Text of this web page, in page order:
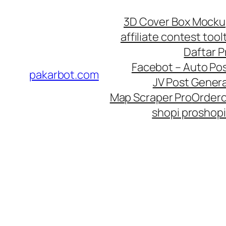
pakarbot.com
3D Cover Box
affiliate contest
Daftar
Facebot – Auto
JV Post
Map Scraper Pro
shopi pro